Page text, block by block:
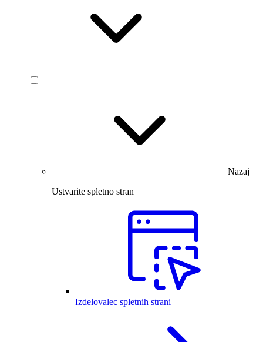
Nazaj
Ustvarite spletno stran
Izdelovalec spletnih strani